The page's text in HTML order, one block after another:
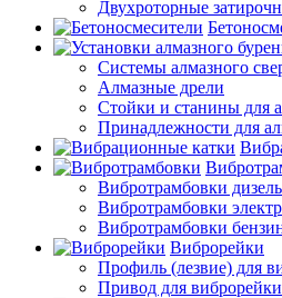
Двухроторные
Системы алмазного
Алмазные дрели
Стойки и станины для
Принадлежности для
Вибротрамбовки
Вибротрамбовки
Вибротрамбовки
Виброрейки
Профиль (лезвие) для
Привод для виброрейки